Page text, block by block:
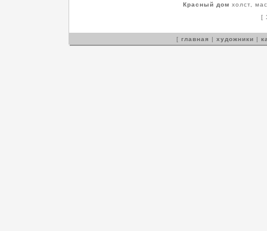
Красный дом холст,
[
[ главная | художники |